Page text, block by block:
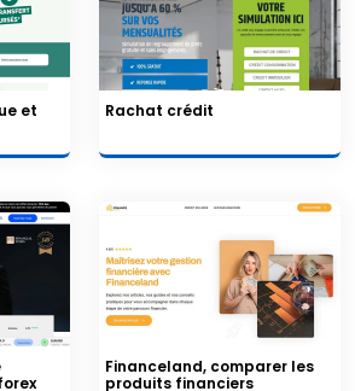
et
Rachat crédit
Financeland, comparer les
produits financiers